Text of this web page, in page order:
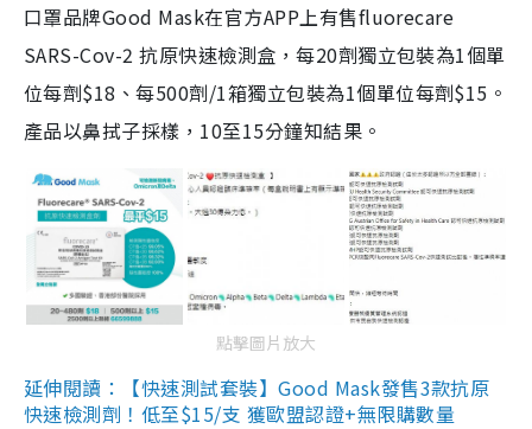
口罩品牌Good Mask在官方APP上有售fluorecare
SARS-Cov-2 抗原快速檢測盒，每20劑獨立包裝為1個單
位每劑$18、每500劑/1箱獨立包裝為1個單位每劑$15。
產品以鼻拭子採樣，10至15分鐘知結果。
點擊圖片放大
延伸閱讀：【快速測試套裝】Good Mask發售3款抗原
快速檢測劑！低至$15/支 獲歐盟認證+無限購數量